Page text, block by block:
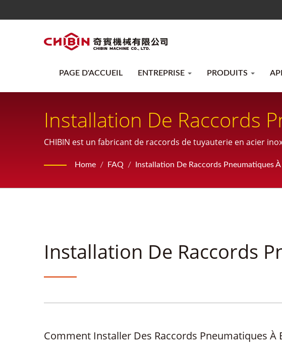
PAGE D'ACCUEIL ENTREPRISE PRODUITS
Installation De Raccords
Machine
CHIBIN est un fabricant de raccords de tuyauterie en acier
Home / FAQ / Installation De Raccords Pneumatiques
Installation De Raccords
Comment Installer Des Raccords Pneumatiques À